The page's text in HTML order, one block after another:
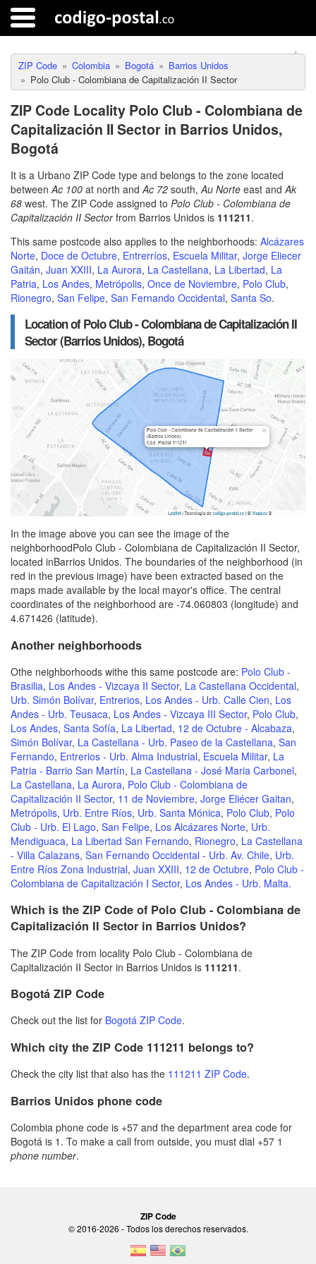
ZIP Code Colombia Bogotá
Barrios Unidos
Polo Club - Colombiana de Capitalización II Sector
ZIP Code Locality Polo Club - Colombiana de
Capitalización II Sector in Barrios Unidos,
Bogotá
It is a Urbano ZIP Code type and belongs to the zone located
betweenAc 100 at north andAc 72 south,Au Norte east andAk
68 west. The ZIP Code assigned to Polo Club - Colombiana de
Capitalización II Sectorfrom Barrios Unidos is 111211.
This same postcode also applies to the neighborhoods: Alcázares
Norte, Doce de Octubre, Entrerríos, Escuela Militar, Jorge Eliecer
Gaitán, Juan XXIII, La Aurora, La Castellana, La Libertad, La
Patria, Los Andes, Metrópolis, Once de Noviembre, Polo Club,
Rionegro, San Felipe, San Fernando Occidental, Santa So.
Location of Polo Club - Colombiana de Capitalización II
Sector (Barrios Unidos), Bogotá
In the image above you can see the image of the
neighborhoodPolo Club - Colombiana de Capitalización II Sector,
located inBarrios Unidos. The boundaries of the neighborhood (in
red in the previous image) have been extracted based on the
maps made available by the local mayor's office. The central
coordinates of the neighborhood are -74.060803 (longitude) and
4.671426 (latitude).
Another neighborhoods
Othe neighborhoods withe this same postcode are: Polo Club -
Brasilia, Los Andes - Vizcaya II Sector, La Castellana Occidental,
Urb. Simón Bolívar, Entrerios, Los Andes - Urb. Calle Cien, Los
Andes - Urb. Teusaca, Los Andes - Vizcaya III Sector, Polo Club,
Los Andes, Santa Sofía, La Libertad, 12 de Octubre - Alcabaza,
Simón Bolívar, La Castellana - Urb. Paseo de la Castellana, San
Fernando, Entrerios - Urb. Alma Industrial, Escuela Militar, La
Patria - Barrio San Martín, La Castellana - José Maria Carbonel,
La Castellana, La Aurora, Polo Club - Colombiana de
Capitalización II Sector, 11 de Noviembre, Jorge Eliécer Gaitan,
Metrópolis, Urb. Entre Ríos, Urb. Santa Mónica, Polo Club, Polo
Club - Urb. El Lago, San Felipe, Los Alcázares Norte, Urb.
Mendiguaca, La Libertad San Fernando, Rionegro, La Castellana
- Villa Calazans, San Fernando Occidental - Urb. Av. Chile, Urb.
Entre Ríos Zona Industrial, Juan XXIII, 12 de Octubre, Polo Club -
Colombiana de Capitalización I Sector, Los Andes - Urb. Malta.
Which is the ZIP Code of Polo Club - Colombiana de
Capitalización II Sector in Barrios Unidos?
The ZIP Code from locality Polo Club - Colombiana de
Capitalización II Sector in Barrios Unidos is 111211.
Bogotá ZIP Code
Check out the list for Bogotá ZIP Code.
Which city the ZIP Code 111211 belongs to?
Check the city list that also has the 111211 ZIP Code.
Barrios Unidos phone code
Colombia phone code is +57 and the department area code for
Bogotá is 1. To make a call from outside, you must dial +57 1
phone number.
ZIP Code
© 2016-2026 - Todos los derechos reservados.